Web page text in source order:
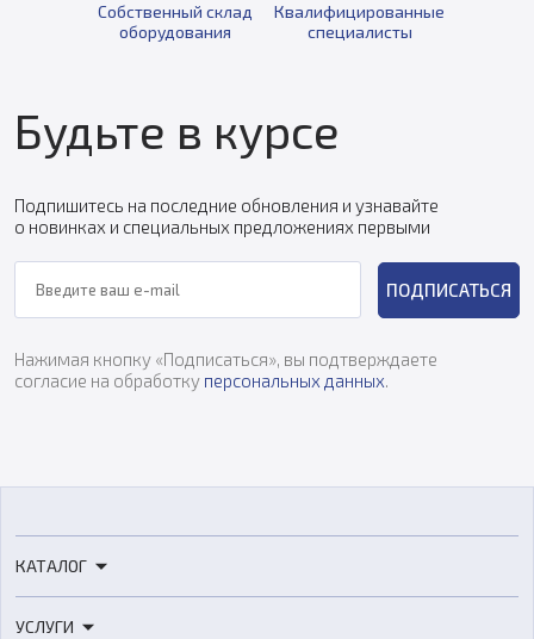
Собственный склад
оборудования
Квалифицированные
специалисты
Будьте в курсе
Подпишитесь на последние обновления и узнавайте
о новинках и специальных предложениях первыми
ПОДПИСАТЬСЯ
Нажимая кнопку «Подписаться», вы подтверждаете
согласие на обработку персональных данных.
КАТАЛОГ
УСЛУГИ